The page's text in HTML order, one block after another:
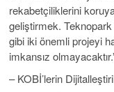
rekabetçiliklerini
geliştirmek.
gibi iki önemli projeyi
imkansız
– KOBİ’lerin